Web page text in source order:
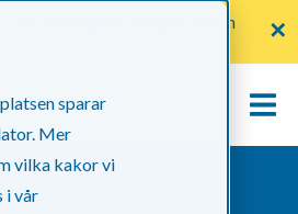
sparar
Mer
vilka kakor vi
i vår
-14 Augusti stänger växeln
✕